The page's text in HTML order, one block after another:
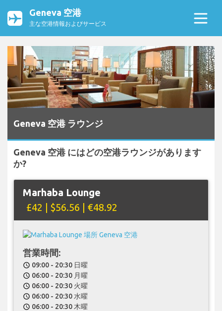
Geneva 空港
主な空港情報およびサービス
Geneva 空港 ラウンジ
Geneva 空港 にはどの空港ラウンジがあります
か?
Marhaba Lounge
£42 | $56.56 | €48.92
営業時間:
schedule 09:00 - 20:30 日曜
schedule 06:00 - 20:30 月曜
schedule 06:00 - 20:30 火曜
schedule 06:00 - 20:30 水曜
schedule 06:00 - 20:30 木曜